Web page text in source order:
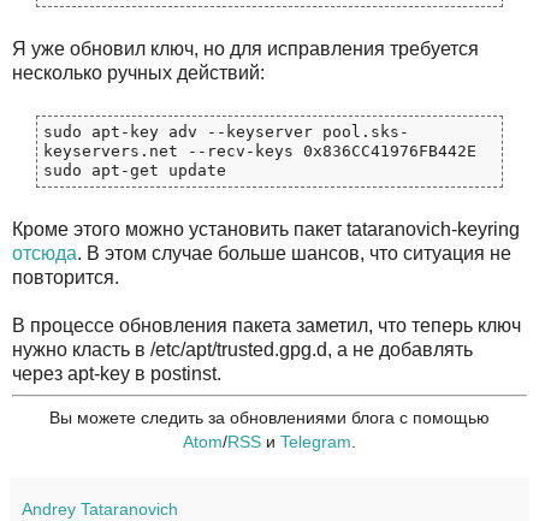
Я уже обновил ключ, но для исправления требуется
несколько ручных действий:
sudo apt-key adv --keyserver pool.sks-
keyservers.net --recv-keys 0x836CC41976FB442E
Кроме этого можно установить пакет tataranovich-keyring
отсюда. В этом случае больше шансов, что ситуация не
повторится.
В процессе обновления пакета заметил, что теперь ключ
нужно класть в /etc/apt/trusted.gpg.d, а не добавлять
через apt-key в postinst.
Вы можете следить за обновлениями блога с помощью
Atom/RSS и Telegram
Andrey Tataranovich